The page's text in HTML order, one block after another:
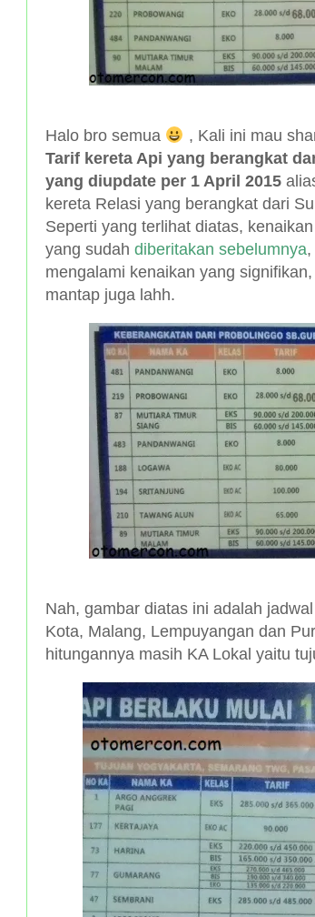
Halo bro semua , Kali ini mau
Tarif kereta Api yang berangkat
yang diupdate per 1 April 2015
kereta Relasi yang berangkat dari
Seperti yang terlihat diatas,
yang sudah diberitakan sebelumnya
mengalami kenaikan yang
mantap juga lahh.
Nah, gambar diatas ini adalah
Kota, Malang, Lempuyangan dan
hitungannya masih KA Lokal yaitu